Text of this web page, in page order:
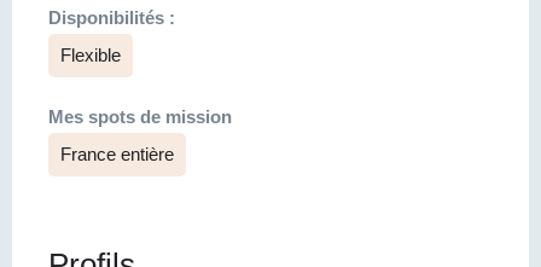
Disponibilités :
Flexible
Mes spots de mission
France entière